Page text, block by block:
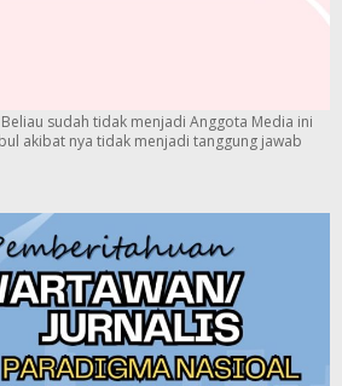
sudah tidak menjadi Anggota Media ini
akibat nya tidak menjadi tanggung jawab